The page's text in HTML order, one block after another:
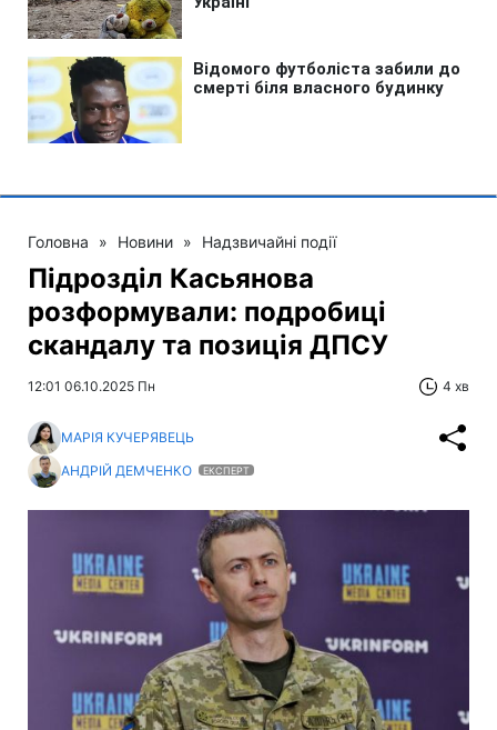
Головна » Новини » Надзвичайні події
Підрозділ Касьянова
розформували: подробиці
скандалу та позиція ДПСУ
12:01 06.10.2025 Пн 4 хв
МАРІЯ КУЧЕРЯВЕЦЬ
АНДРІЙ ДЕМЧЕНКО
ЕКСПЕРТ